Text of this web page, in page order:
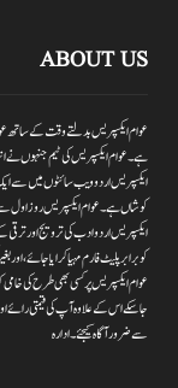
ABOUT US
ہے۔ عوام ایکسپریس کی ٹیم جنہوں نے
ایکسپریس اردو ویب سائٹوں میں سے
کوشاں ہے۔عوام ایکسپریس روز اول سے
ایکسپریس اردو ادب کی ترویج اور
کو برابر پلیٹ فارم مہیا کرایا
عوام ایکسپریس پر کسی بھی طرح کی
جاسکے اس کے علاوہ آپ کی قیمتی رائے
سے ضرور آگاہ کیجئے۔ ادارہ